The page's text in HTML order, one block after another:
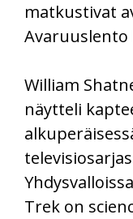
matkustivat
William
näytteli
Trek on